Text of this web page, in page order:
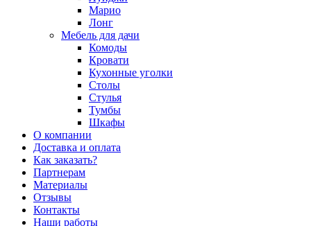
Марио
Лонг
Мебель для дачи
Комоды
Кровати
Кухонные уголки
Столы
Стулья
Тумбы
Шкафы
О компании
Доставка и оплата
Как заказать?
Партнерам
Материалы
Отзывы
Контакты
Наши работы